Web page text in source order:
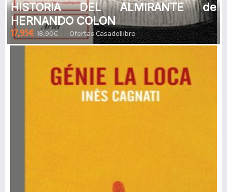
HISTORIA DEL ALMIRANTE de
HERNANDO COLON
17,95€ 18,90€ Ofertas Casadellibro